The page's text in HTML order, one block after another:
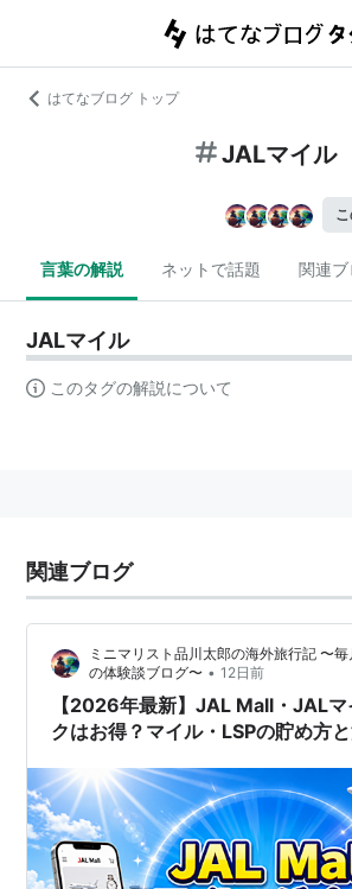
はてなブログ トップ
JALマイル
言葉の解説 ネットで話題 関連
JALマイル
このタグの解説について
関連ブログ
ミニマリスト品川太郎の海外旅行記 〜
の体験談ブログ〜 • 12日前
【2026年最新】JAL Mall・JAL
クはお得？マイル・LSPの貯め方